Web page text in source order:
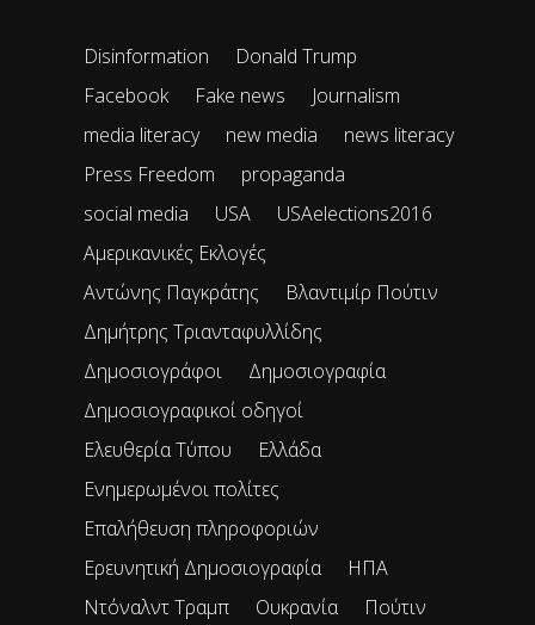
Disinformation
Donald Trump
Facebook
Fake news
Journalism
media literacy
new media
news literacy
Press Freedom
propaganda
social media
USA
USAelections2016
Αμερικανικές Εκλογές
Αντώνης Παγκράτης
Βλαντιμίρ Πούτιν
Δημήτρης Τριανταφυλλίδης
Δημοσιογράφοι
Δημοσιογραφία
Δημοσιογραφικοί οδηγοί
Ελευθερία Τύπου
Ελλάδα
Ενημερωμένοι πολίτες
Επαλήθευση πληροφοριών
Ερευνητική Δημοσιογραφία
ΗΠΑ
Ντόναλντ Τραμπ
Ουκρανία
Πούτιν